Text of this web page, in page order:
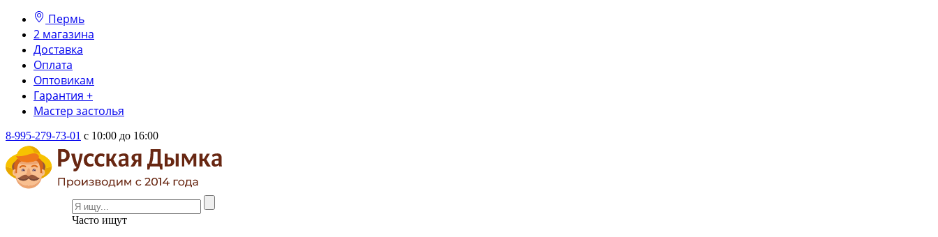
Пермь
2 магазина
Доставка
Оплата
Оптовикам
Гарантия +
Мастер застолья
8-995-279-73-01 с 10:00 до 16:00
Часто ищут